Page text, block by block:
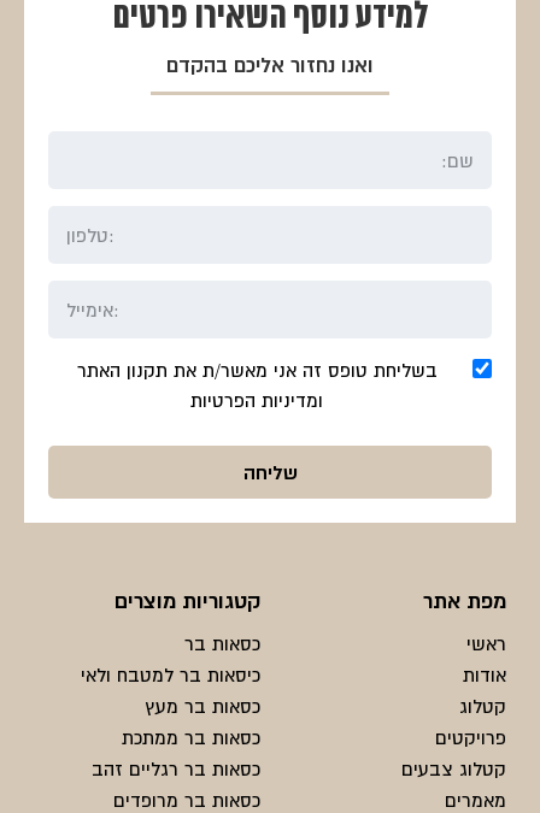
מפת אתר
ראשי
אודות
קטלוג
פרויקטים
קטלוג צבעים
מאמרים
קטגוריות מוצרים
כסאות בר
כיסאות בר למטבח ולאי
כסאות בר מעץ
כסאות בר ממתכת
כסאות בר רגליים זהב
כסאות בר מרופדים
למידע נוסף השאירו פרטים
ואנו נחזור אליכם בהקדם
בשליחת טופס זה אני מאשר/ת את תקנון האתר
ומדיניות הפרטיות